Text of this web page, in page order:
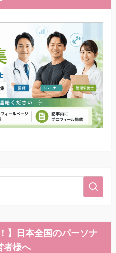
】日本全国のパーソナ
者様へ